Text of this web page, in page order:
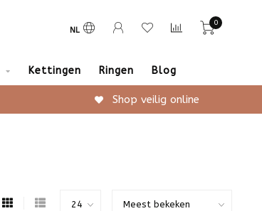
NL
0
Kettingen Ringen Blog
Shop veilig online